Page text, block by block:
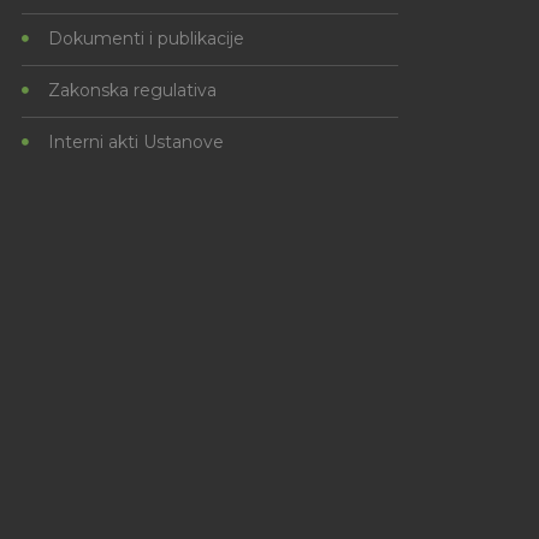
Dokumenti i publikacije
Zakonska regulativa
Interni akti Ustanove